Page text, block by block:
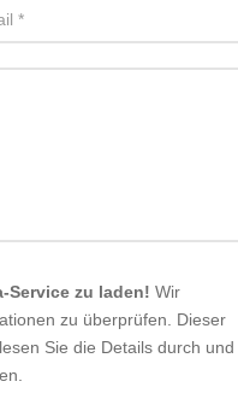
Service zu laden! Wir
zu überprüfen. Dieser
lesen Sie die Details durch und